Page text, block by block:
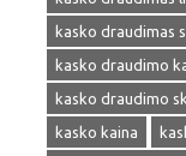
kasko draudimas
kasko draudimo
kasko draudimo
kasko kaina